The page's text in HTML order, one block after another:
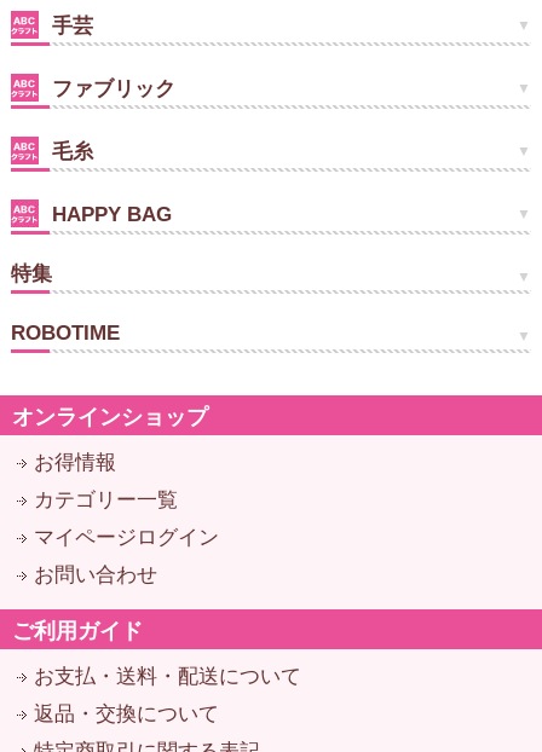
手芸
ファブリック
毛糸
HAPPY BAG
特集
ROBOTIME
オンラインショップ
お得情報
カテゴリー一覧
マイページログイン
お問い合わせ
ご利用ガイド
お支払・送料・配送について
返品・交換について